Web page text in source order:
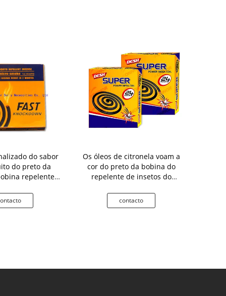
do sabor
do preto da
repelente
Os óleos de citronela voam a
cor do preto da bobina do
repelente de insetos do
contacto